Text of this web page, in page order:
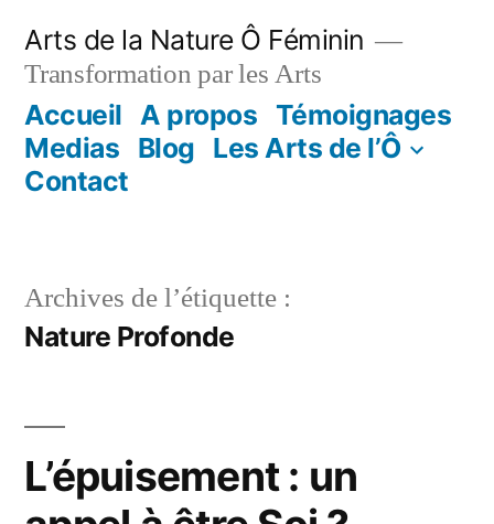
contenu
Arts de la Nature Ô Féminin
Transformation par les Arts
Accueil A propos Témoignages
Medias Blog Les Arts de l’Ô
Contact
Archives de l’étiquette :
Nature Profonde
L’épuisement : un